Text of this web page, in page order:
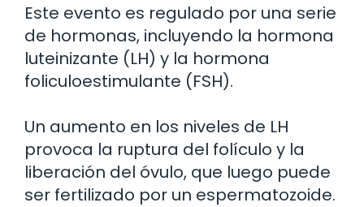
Este evento es regulado por una serie
de hormonas, incluyendo la hormona
luteinizante (LH) y la hormona
foliculoestimulante (FSH).
Un aumento en los niveles de LH
provoca la ruptura del folículo y la
liberación del óvulo, que luego puede
ser fertilizado por un espermatozoide.